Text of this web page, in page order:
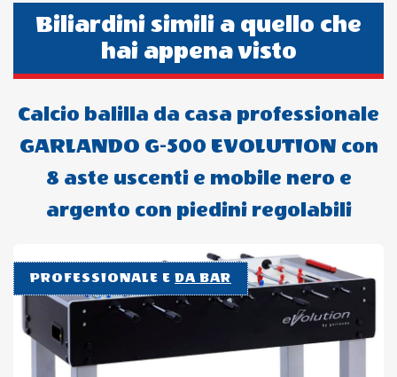
Biliardini simili a quello che
hai appena visto
Calcio balilla da casa professionale
GARLANDO G-500 EVOLUTION con
8 aste uscenti e mobile nero e
argento con piedini regolabili
PROFESSIONALE E DA BAR